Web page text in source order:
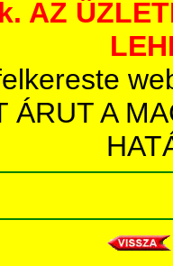
AZ
ÁRUT A